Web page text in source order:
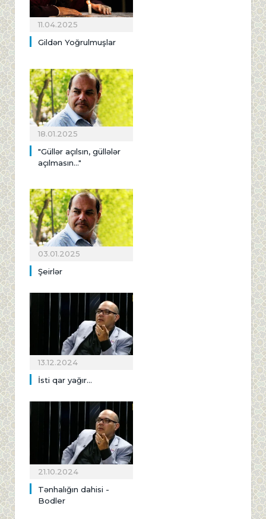
11.04.2025
Gildən Yoğrulmuşlar
18.01.2025
"Güllər açılsın, güllələr
açılmasın..."
03.01.2025
Şeirlər
13.12.2024
İsti qar yağır...
21.10.2024
Tənhalığın dahisi -
Bodler